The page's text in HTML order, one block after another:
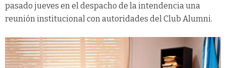
pasado jueves en el despacho de la intendencia una
reunión institucional con autoridades del Club Alumni.